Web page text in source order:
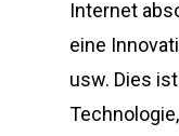
Internet
eine
usw. Dies